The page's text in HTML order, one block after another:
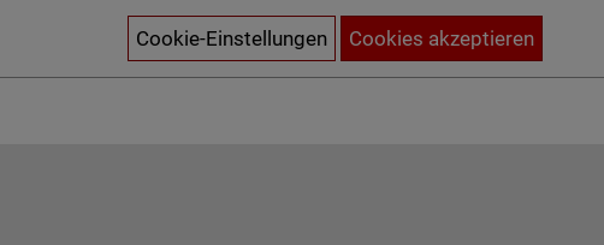
Cookie-Einstellungen Cookies akzeptieren